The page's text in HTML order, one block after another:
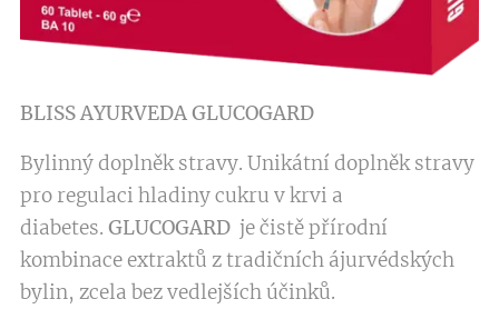
BLISS AYURVEDAGLUCOGARD
Bylinný doplněk stravy. Unikátní doplněk stravy
pro regulaci hladiny cukru v krvi a
diabetes. GLUCOGARD je čistě přírodní
kombinace extraktů z tradičních ájurvédských
bylin, zcela bez vedlejších účinků.